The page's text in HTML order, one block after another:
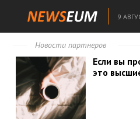
9
Новости партнеров
Если вы
это